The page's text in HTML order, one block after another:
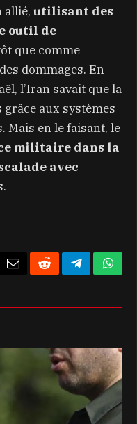
allié, utilisant des
outil de
que comme
dommages. En
l’Iran savait que la
aux systèmes
Mais en le faisant, le
militaire dans la
avec
EmailRedditTelegram